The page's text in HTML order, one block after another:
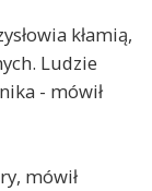
kłamią,
Ludzie
- mówił
mówił